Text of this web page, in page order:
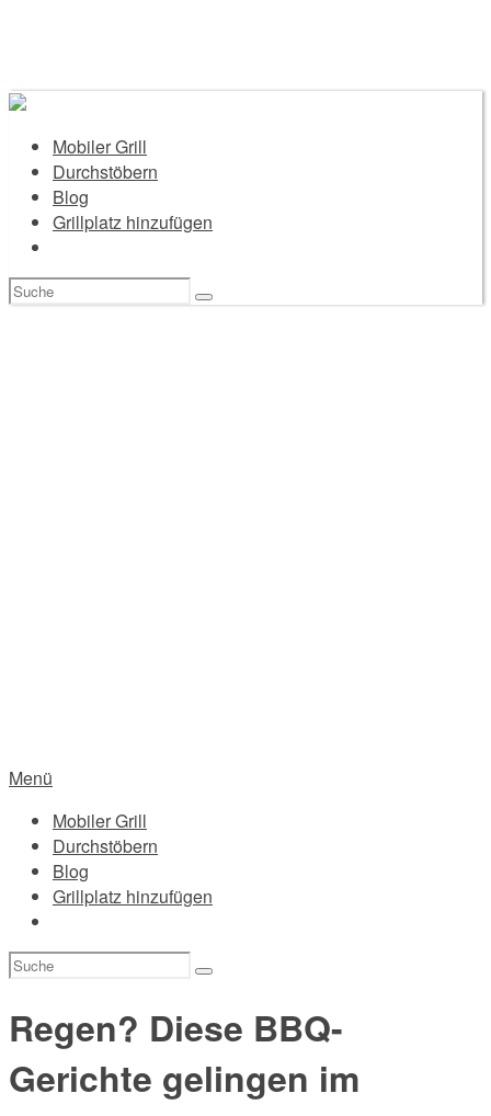
Mobiler Grill
Durchstöbern
Blog
Grillplatz hinzufügen
Suchen
nach:
Menü
Mobiler Grill
Durchstöbern
Blog
Grillplatz hinzufügen
Suchen
Regen? Diese BBQ-
Gerichte gelingen im